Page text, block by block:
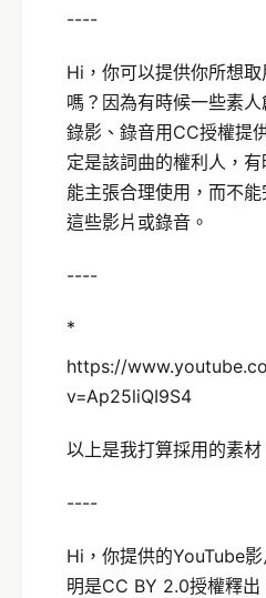
----
Hi，你可以提供你所想
嗎？因為有時候一些素
錄影、錄音用CC授權提
定是該詞曲的權利人，
能主張合理使用，而不
這些影片或錄音。
----
*
https://
v=Ap25liQI9S4
以上是我打算採用的素材
----
Hi，你提供的YouTube
明是CC BY 2.0授權釋